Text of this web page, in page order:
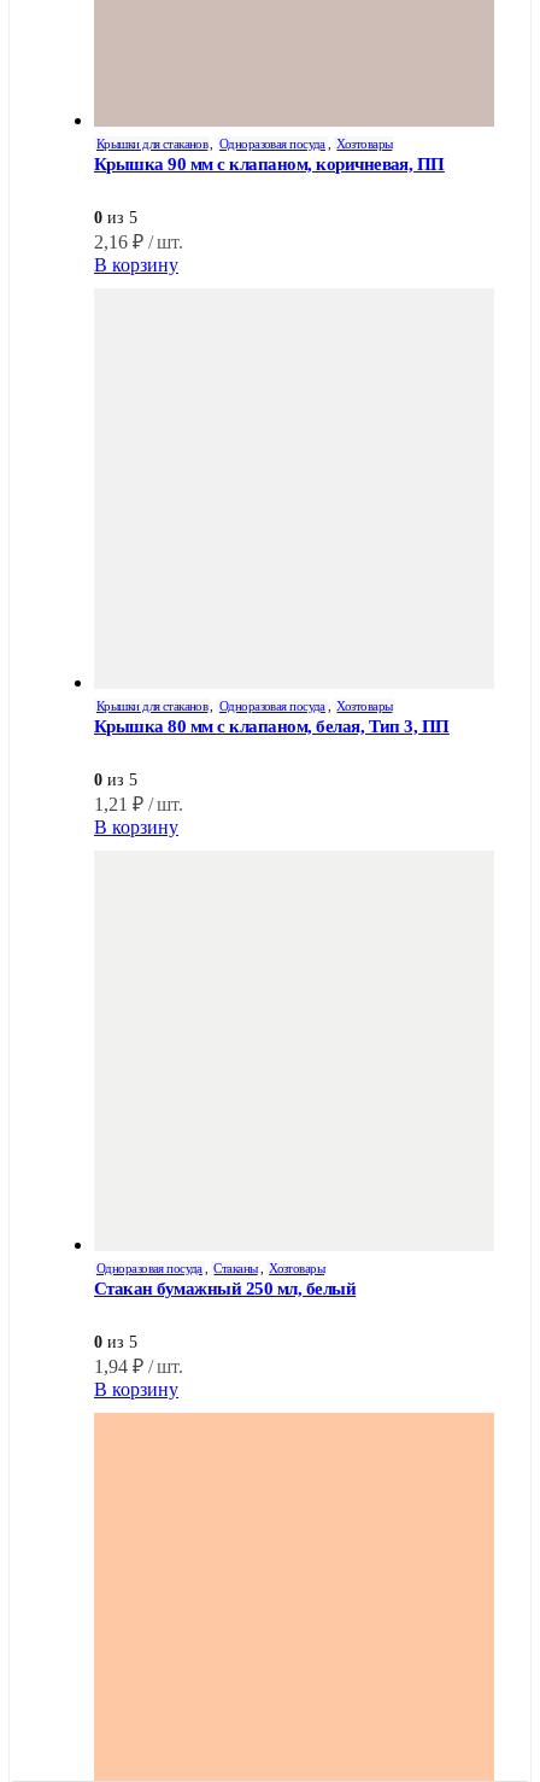
Крышки для стаканов Одноразовая посуда Хозтовары
Крышка 90 мм с клапаном, коричневая, ПП
0 из 5
2,16 ₽ / шт.
В корзину
Крышки для стаканов Одноразовая посуда Хозтовары
Крышка 80 мм с клапаном, белая, Тип 3, ПП
0 из 5
1,21 ₽ / шт.
В корзину
Одноразовая посуда Стаканы Хозтовары
Стакан бумажный 250 мл, белый
0 из 5
1,94 ₽ / шт.
В корзину